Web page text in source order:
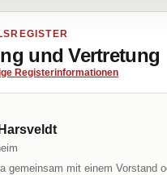
und Vertretung
Registerinformationen
gemeinsam mit einem Vorstand